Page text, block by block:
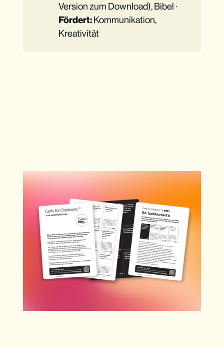
Version zum Download), Bibel ·
Fördert:Kommunikation,
Kreativität